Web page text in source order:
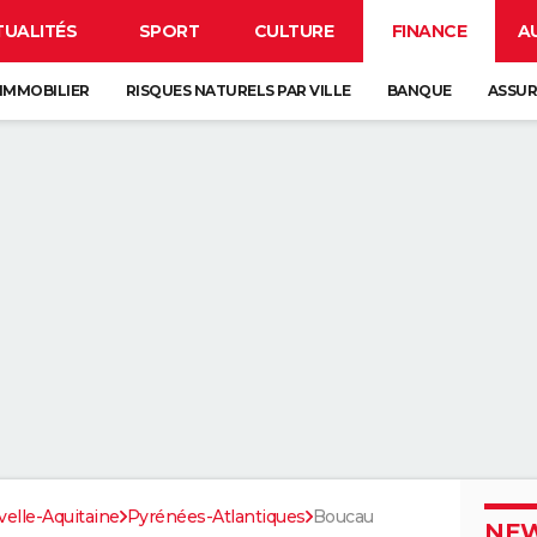
SPORT CULTURE FINANCE
RISQUES NATURELS PAR VILLE BANQUE
Aquitaine Pyrénées-Atlantiques Boucau